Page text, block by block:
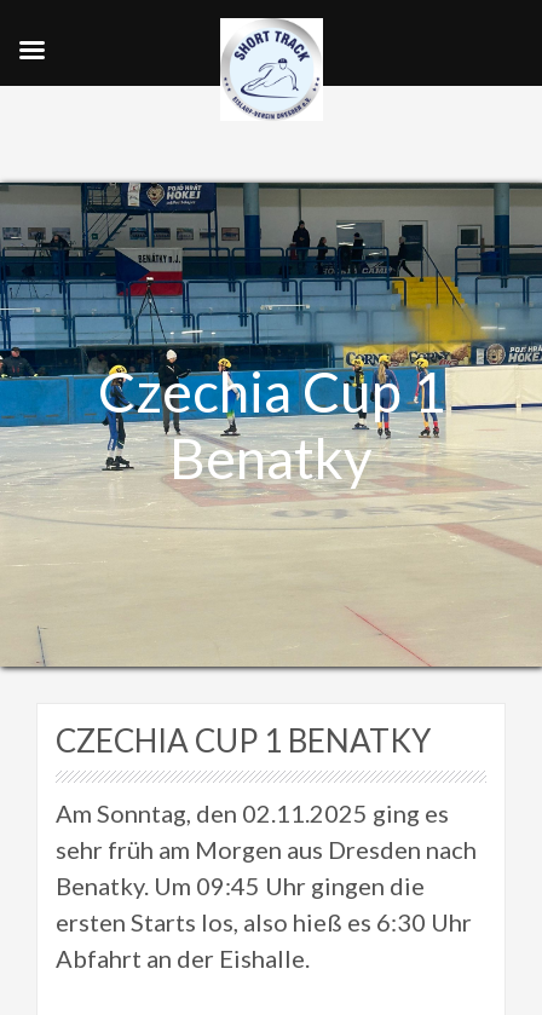
Czechia Cup 1
Benatky
CZECHIA CUP 1 BENATKY
Am Sonntag, den 02.11.2025 ging es
sehr früh am Morgen aus Dresden nach
Benatky. Um 09:45 Uhr gingen die
ersten Starts los, also hieß es 6:30 Uhr
Abfahrt an der Eishalle.